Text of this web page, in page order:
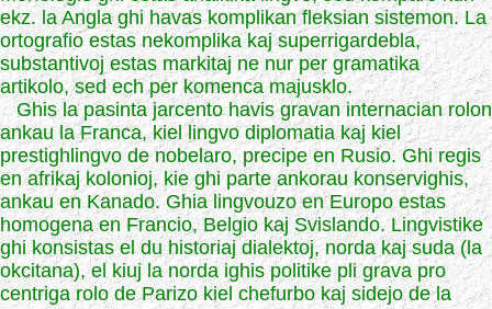
ekz. la Angla ghi havas komplikan fleksian sistemon. La
ortografio estas nekomplika kaj superrigardebla,
substantivoj estas markitaj ne nur per gramatika
artikolo, sed ech per komenca majusklo.
Ghis la pasinta jarcento havis gravan internacian rolon
ankau la Franca, kiel lingvo diplomatia kaj kiel
prestighlingvo de nobelaro, precipe en Rusio. Ghi regis
en afrikaj kolonioj, kie ghi parte ankorau konservighis,
ankau en Kanado. Ghia lingvouzo en Europo estas
homogena en Francio, Belgio kaj Svislando. Lingvistike
ghi konsistas el du historiaj dialektoj, norda kaj suda (la
okcitana), el kiuj la norda ighis politike pli grava pro
centriga rolo de Parizo kiel chefurbo kaj sidejo de la